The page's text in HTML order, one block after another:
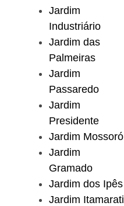
Jardim
Industriário
Jardim das
Palmeiras
Jardim
Passaredo
Jardim
Presidente
Jardim Mossoró
Jardim
Gramado
Jardim dos Ipês
Jardim Itamarati